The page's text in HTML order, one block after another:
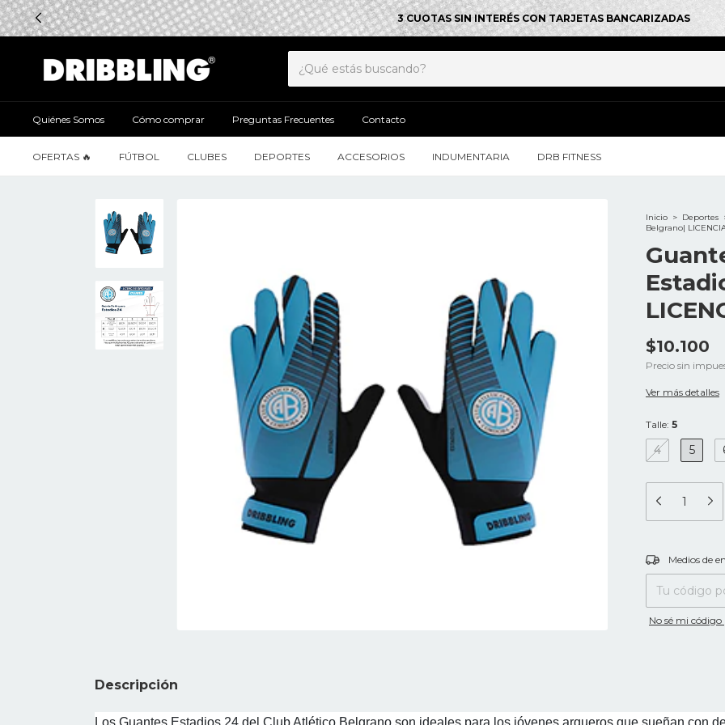
3 CUOTAS SIN INTERÉS CON TARJETAS BANCARIZADAS
Quiénes Somos Cómo comprar Preguntas Frecuentes Contacto
OFERTAS 🔥 FÚTBOL CLUBES DEPORTES ACCESORIOS INDUMENTARIA DRB FITNESS
Inicio > Deportes
Belgrano|
$10.100
Precio sin
Ver más detalles
Talle: 5
4 5
Entregas para el
Medios de
No sé mi código
Descripción
Los Guantes Estadios 24 del Club Atlético Belgrano son ideales para los jóvenes arqueros que sueñan con